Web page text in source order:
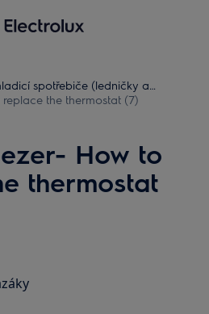
spotřebiče (ledničky a
the thermostat (7)
How to
thermostat